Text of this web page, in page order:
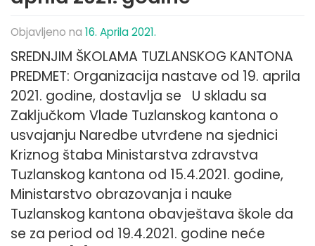
Objavljeno na 16. Aprila 2021.
SREDNJIM ŠKOLAMA TUZLANSKOG KANTONA
PREDMET: Organizacija nastave od 19. aprila
2021. godine, dostavlja se U skladu sa
Zaključkom Vlade Tuzlanskog kantona o
usvajanju Naredbe utvrđene na sjednici
Kriznog štaba Ministarstva zdravstva
Tuzlanskog kantona od 15.4.2021. godine,
Ministarstvo obrazovanja i nauke
Tuzlanskog kantona obavještava škole da
se za period od 19.4.2021. godine neće